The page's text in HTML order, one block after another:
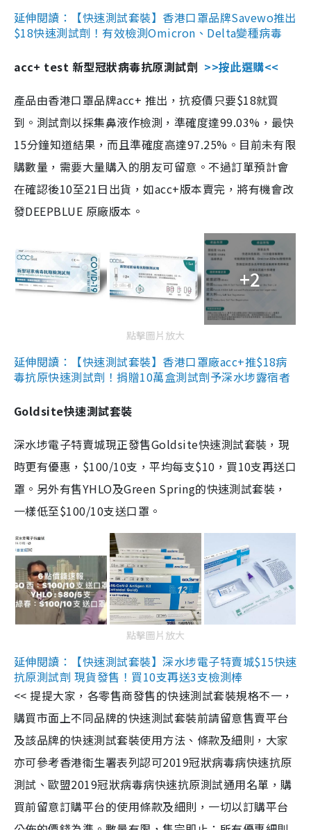
延伸閱讀：【快速測試套裝】香港口罩品牌Savewo推出
$18快速測試劑！有效檢測Omicron、Delta變種病毒
acc+ test 新型冠狀病毒抗原測試劑 >>按此選購<<
產品由香港口罩品牌acc+ 推出，抗疫價只要$18就買
到。測試劑以採集鼻液作檢測，準確度達99.03%，最快
15分鐘知道結果，而且準確度高達97.25%。目前未有限
購數量，需要大量購入的朋友可留意。不過訂單預計會
在確認後10至21日出貨，如acc+版本賣完，將有機會改
發DEEPBLUE 原廠版本。
+2
點擊圖片放大
延伸閱讀：【快速測試套裝】香港口罩廠acc+推$18病
毒抗原快速測試劑！捐贈10萬盒測試劑予深水埗露宿者
Goldsite快速測試套裝
深水埗電子特賣城現正發售Goldsite快速測試套裝，現
時更有優惠，$100/10支，平均每支$10，買10支再送口
罩。另外有售YHLO及Green Spring的快速測試套裝，
一樣低至$100/10支送口罩。
點擊圖片放大
延伸閱讀：【快速測試套裝】深水埗電子特賣城$15快速
抗原測試劑 現貨發售！買10支再送3支檢測棒
<< 提提大家，各零售商發售的快速測試套裝規格不一，
購買市面上不同品牌的快速測試套裝前請留意售賣平台
及該品牌的快速測試套裝使用方法、條款及細則，大家
亦可參考香港衞生署表列認可2019冠狀病毒病快速抗原
測試、歐盟2019冠狀病毒病快速抗原測試通用名單，購
買前留意訂購平台的使用條款及細則，一切以訂購平台